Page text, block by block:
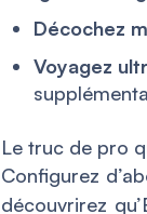
Décochez
Voyagez
Le truc de pro
Configurez
découvrirez